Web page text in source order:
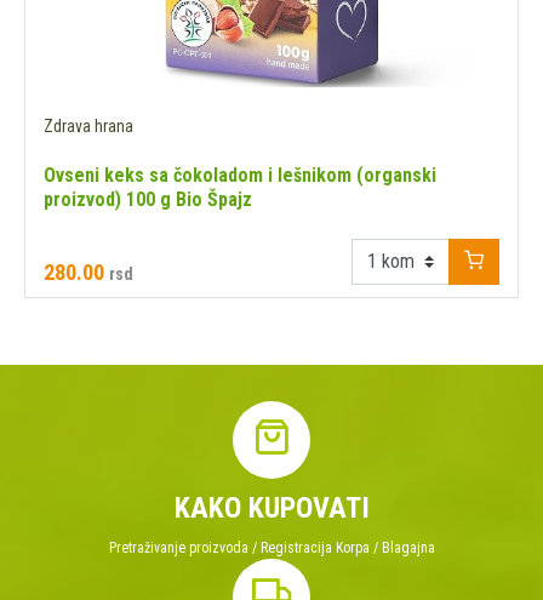
Zdrava hrana
Ovseni keks sa čokoladom i lešnikom (organski
proizvod) 100 g Bio Špajz
280.00 rsd
KAKO KUPOVATI
Pretraživanje proizvoda / Registracija Korpa / Blagajna